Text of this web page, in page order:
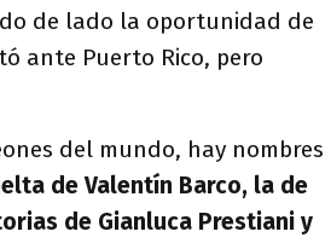
de lado la oportunidad de
ante Puerto Rico, pero
del mundo, hay nombres
de Valentín Barco, la de
de Gianluca Prestiani y